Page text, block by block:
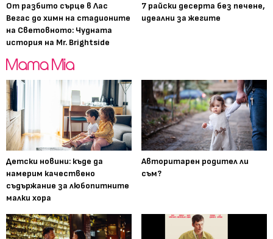
От разбито сърце в Лас
Вегас до химн на стадионите
на Световното: Чудната
история на Mr. Brightside
7 райски десерта без печене,
идеални за жегите
Детски новини: къде да
намерим качествено
съдържание за любопитните
малки хора
Авторитарен родител ли
съм?